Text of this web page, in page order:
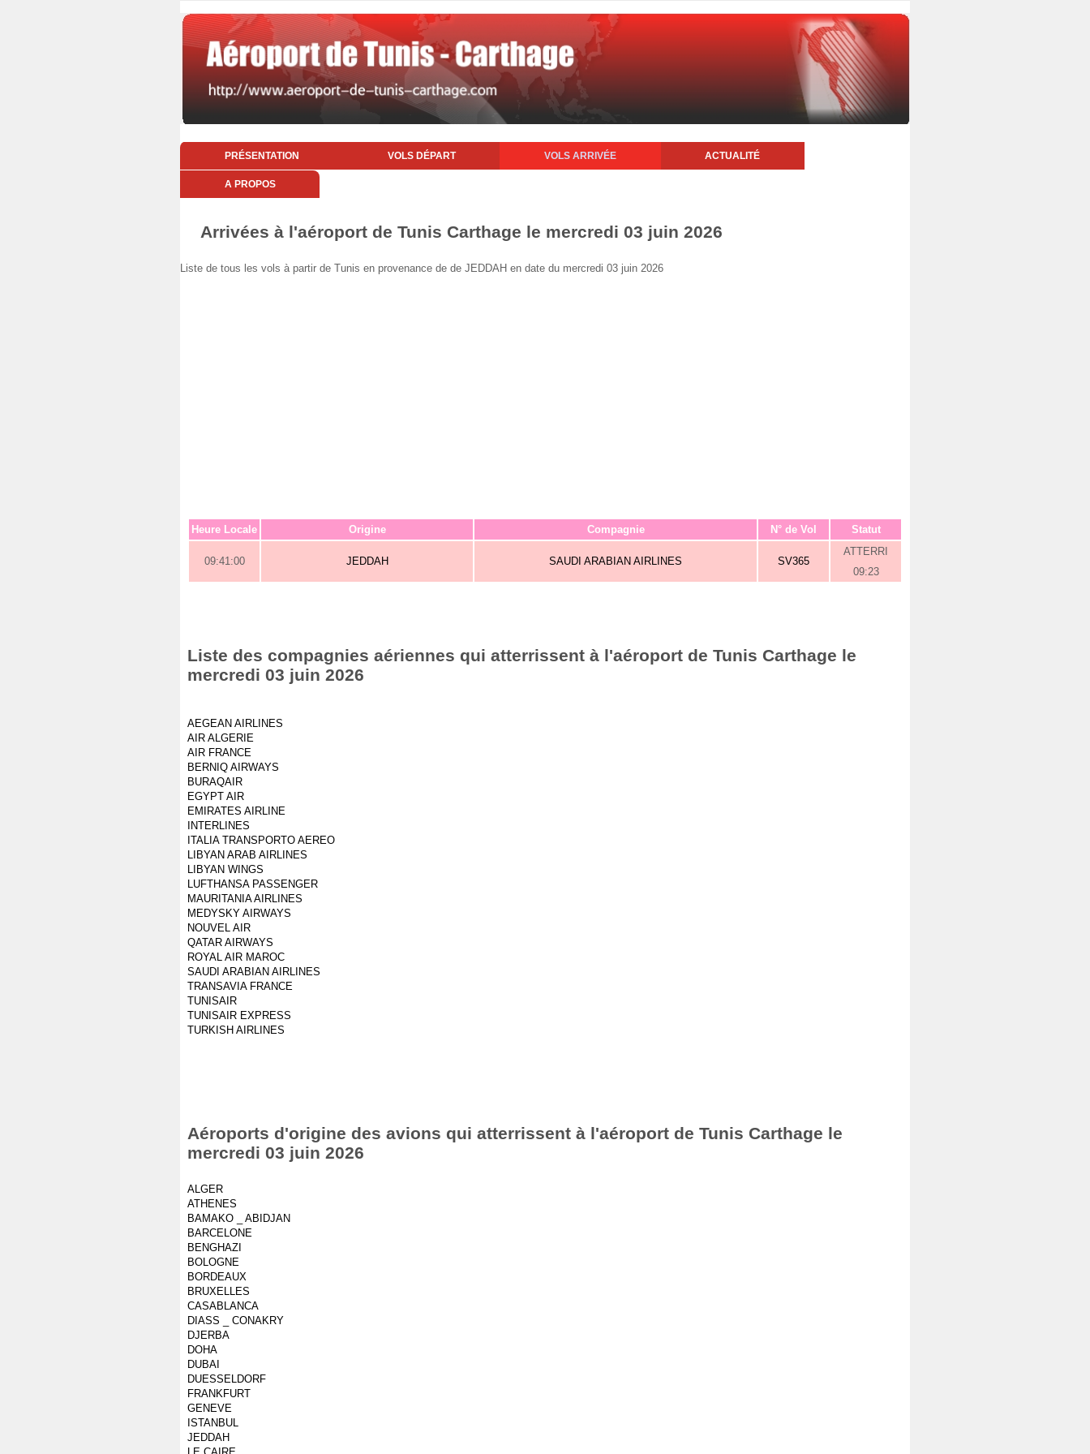
PRÉSENTATION VOLS DÉPART VOLS ARRIVÉE ACTUALITÉ
A PROPOS
Arrivées à l'aéroport de Tunis Carthage le mercredi 03 juin 2026
Liste de tous les vols à partir de Tunis en provenance de de JEDDAH en date du mercredi 03 juin 2026
Heure Locale Origine Compagnie N° de Vol Statut
09:41:00 JEDDAH SAUDI ARABIAN AIRLINES SV365
ATTERRI
09:23
Liste des compagnies aériennes qui atterrissent à l'aéroport de Tunis Carthage le
mercredi 03 juin 2026
AEGEAN AIRLINES
AIR ALGERIE
AIR FRANCE
BERNIQ AIRWAYS
BURAQAIR
EGYPT AIR
EMIRATES AIRLINE
INTERLINES
ITALIA TRANSPORTO AEREO
LIBYAN ARAB AIRLINES
LIBYAN WINGS
LUFTHANSA PASSENGER
MAURITANIA AIRLINES
MEDYSKY AIRWAYS
NOUVEL AIR
QATAR AIRWAYS
ROYAL AIR MAROC
SAUDI ARABIAN AIRLINES
TRANSAVIA FRANCE
TUNISAIR
TUNISAIR EXPRESS
TURKISH AIRLINES
Aéroports d'origine des avions qui atterrissent à l'aéroport de Tunis Carthage le
mercredi 03 juin 2026
ALGER
ATHENES
BAMAKO _ ABIDJAN
BARCELONE
BENGHAZI
BOLOGNE
BORDEAUX
BRUXELLES
CASABLANCA
DIASS _ CONAKRY
DJERBA
DOHA
DUBAI
DUESSELDORF
FRANKFURT
GENEVE
ISTANBUL
JEDDAH